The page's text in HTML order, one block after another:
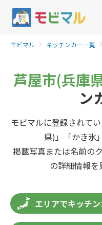
モビマル キッチンカー一覧
芦屋市(兵庫
ン
モビマルに登録されて
県)」「かき氷
掲載写真または名前の
の詳細情報を
エリアでキッチ